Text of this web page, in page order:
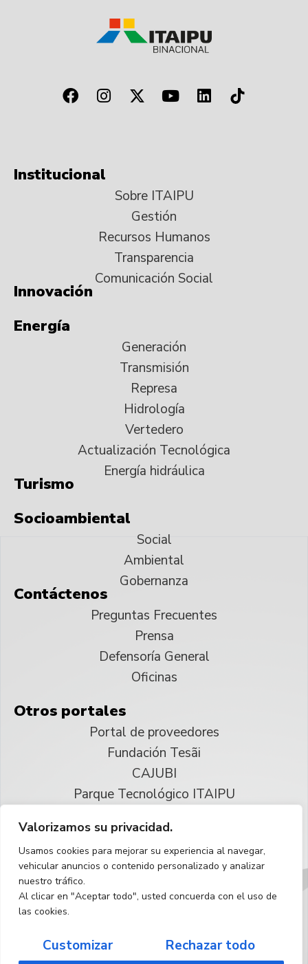
Valorizamos su privacidad.
Usamos cookies para mejorar su experiencia al navegar,
vehicular anuncios o contenido personalizado y analizar
nuestro tráfico.
Al clicar en "Aceptar todo", usted concuerda con el uso de
las cookies.
Customizar Rechazar todo
Institucional
Sobre ITAIPU
Gestión
Recursos Humanos
Transparencia
Comunicación Social
Innovación
Energía
Generación
Transmisión
Represa
Hidrología
Vertedero
Actualización Tecnológica
Energía hidráulica
Turismo
Socioambiental
Social
Ambiental
Gobernanza
Contáctenos
Preguntas Frecuentes
Prensa
Defensoría General
Oficinas
Otros portales
Portal de proveedores
Fundación Tesãi
CAJUBI
Parque Tecnológico ITAIPU
Reservados todos los derechos
Español